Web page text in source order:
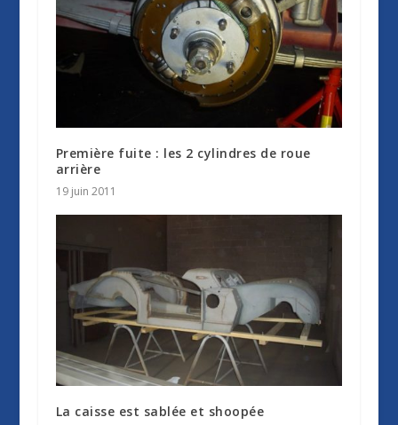
Première fuite : les 2 cylindres de roue
arrière
19 juin 2011
La caisse est sablée et shoopée